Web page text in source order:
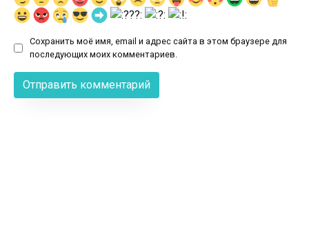
Сохранить моё имя, email и адрес сайта в этом браузере для
последующих моих комментариев.